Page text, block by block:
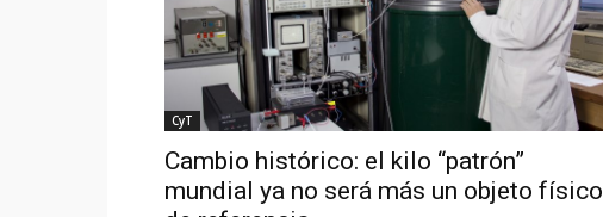
CyT
Cambio histórico: el kilo “patrón”
mundial ya no será más un objeto físico